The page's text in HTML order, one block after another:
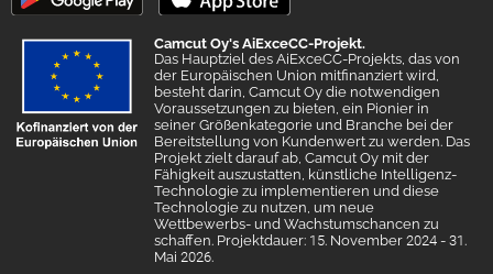
Camcut Oy's AiExceCC-Projekt.
Das Hauptziel des AiExceCC-Projekts, das von
der Europäischen Union mitfinanziert wird,
besteht darin, Camcut Oy die notwendigen
Voraussetzungen zu bieten, ein Pionier in
seiner Größenkategorie und Branche bei der
Bereitstellung von Kundenwert zu werden. Das
Projekt zielt darauf ab, Camcut Oy mit der
Fähigkeit auszustatten, künstliche Intelligenz-
Technologie zu implementieren und diese
Technologie zu nutzen, um neue
Wettbewerbs- und Wachstumschancen zu
schaffen. Projektdauer: 15. November 2024 - 31.
Mai 2026.